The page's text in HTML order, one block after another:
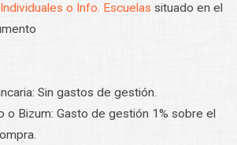
o Info. Escuelas situado en el
Sin gastos de gestión.
o Bizum: Gasto de gestión 1% sobre el